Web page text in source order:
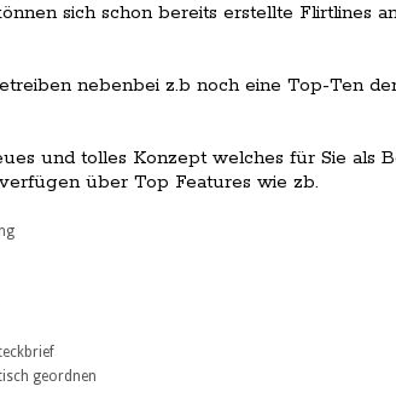
sich schon bereits erstellte Flirtlines
nebenbei z.b noch eine Top-Ten
und tolles Konzept welches für Sie als
über Top Features wie zb.
geordnen